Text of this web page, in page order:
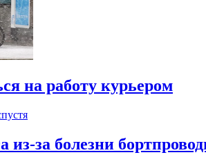
на работу курьером
из-за болезни